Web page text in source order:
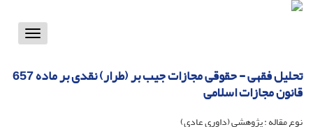
Toggle
تحلیل فقهی - حقوقی مجازات جیب بر (طرار) نقدی بر ماده 657
قانون مجازات اسلامی
نوع مقاله : پژوهشی (داوری عادی)